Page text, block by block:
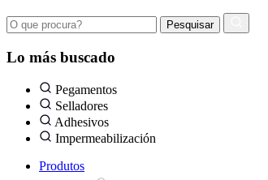
Lo más buscado
Pegamentos
Selladores
Adhesivos
Impermeabilización
Produtos